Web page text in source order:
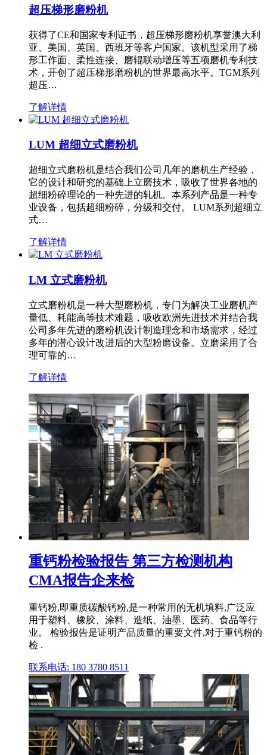
超压梯形磨粉机
获得了CE和国家专利证书，超压梯形磨粉机享誉澳大利
亚、美国、英国、西班牙等客户国家。该机型采用了梯
形工作面、柔性连接、磨辊联动增压等五项磨机专利技
术，开创了超压梯形磨粉机的世界最高水平。TGM系列
超压…
了解详情
LUM 超细立式磨粉机
超细立式磨粉机是结合我们公司几年的磨机生产经验，
它的设计和研究的基础上立磨技术，吸收了世界各地的
超细粉碎理论的一种先进的轧机。本系列产品是一种专
业设备，包括超细粉碎，分级和交付。 LUM系列超细立
式…
了解详情
LM 立式磨粉机
立式磨粉机是一种大型磨粉机，专门为解决工业磨机产
量低、耗能高等技术难题，吸收欧洲先进技术并结合我
公司多年先进的磨粉机设计制造理念和市场需求，经过
多年的潜心设计改进后的大型粉磨设备。立磨采用了合
理可靠的…
了解详情
重钙粉检验报告 第三方检测机构
CMA报告企来检
重钙粉,即重质碳酸钙粉,是一种常用的无机填料,广泛应
用于塑料、橡胶、涂料、造纸、油墨、医药、食品等行
业。 检验报告是证明产品质量的重要文件,对于重钙粉的
检 .
联系电话: 180 3780 8511